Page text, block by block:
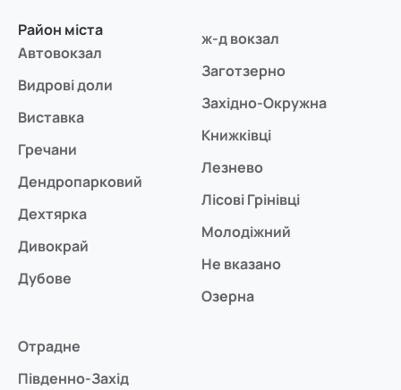
Район міста
Автовокзал
Видрові доли
Виставка
Гречани
Дендропарковий
Дехтярка
Дивокрай
Дубове
ж-д вокзал
Заготзерно
Західно-Окружна
Книжківці
Лезнево
Лісові Грінівці
Молодіжний
Не вказано
Озерна
Отрадне
Південно-Захід